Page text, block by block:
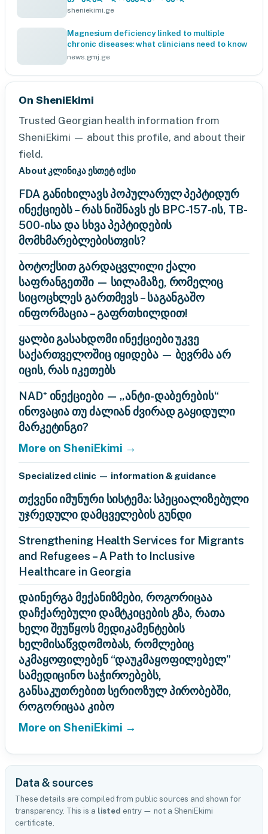
sheniekimi.ge
Magnesium deficiency linked to multiple
chronic diseases: what clinicians need to know
news.gmj.ge
On SheniEkimi
Trusted Georgian health information from
SheniEkimi — about this profile, and about their
field.
About კლინიკა ესთეტ იქსი
FDA განიხილავს პოპულარულ პეპტიდურ
ინექციებს – რას ნიშნავს ეს BPC-157-ის, TB-
500-ისა და სხვა პეპტიდების
მომხმარებლებისთვის?
ბოტოქსით გარდაცვლილი ქალი
საფრანგეთში — სილამაზე, რომელიც
სიცოცხლეს გართმევს – საგანგაშო
ინფორმაცია – გაფრთხილდით!
ყალბი გასახდომი ინექციები უკვე
საქართველოშიც იყიდება — ბევრმა არ
იცის, რას იკეთებს
NAD⁺ ინექციები — „ანტი-დაბერების“
ინოვაცია თუ ძალიან ძვირად გაყიდული
მარკეტინგი?
More on SheniEkimi →
Specialized clinic — information & guidance
თქვენი იმუნური სისტემა: სპეციალიზებული
უჯრედული დამცველების გუნდი
Strengthening Health Services for Migrants
and Refugees – A Path to Inclusive
Healthcare in Georgia
დაინერგა მექანიზმები, როგორიცაა
დაჩქარებული დამტკიცების გზა, რათა
ხელი შეუწყოს მედიკამენტების
ხელმისაწვდომობას, რომლებიც
აკმაყოფილებენ “დაუკმაყოფილებელ”
სამედიცინო საჭიროებებს,
განსაკუთრებით სერიოზულ პირობებში,
როგორიცაა კიბო
More on SheniEkimi →
Data & sources
These details are compiled from public sources and shown for
transparency. This is a listed entry — not a SheniEkimi
certificate.